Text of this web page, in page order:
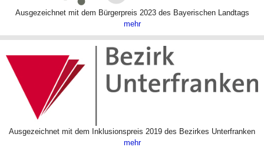
Ausgezeichnet mit dem Bürgerpreis 2023 des Bayerischen Landtags
mehr
Ausgezeichnet mit dem Inklusionspreis 2019 des Bezirkes Unterfranken
mehr